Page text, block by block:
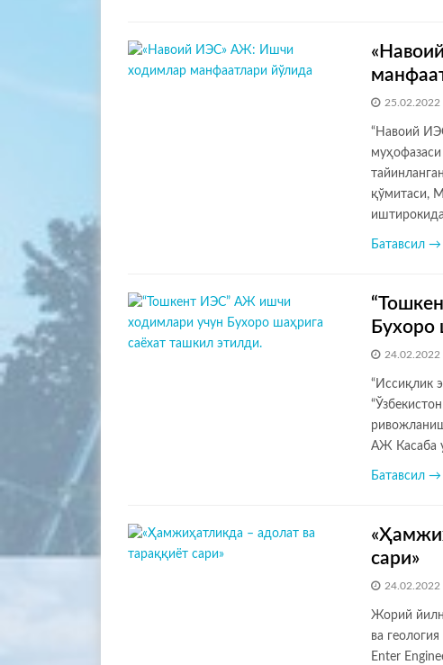
25.02.2022
“Навоий
муҳофазаси
қўмитаси,
Батавсил →
Бухоро
24.02.2022
“Иссиқлик
АЖ Касаба
Батавсил →
сари»
24.02.2022
Жорий
ва
Enter